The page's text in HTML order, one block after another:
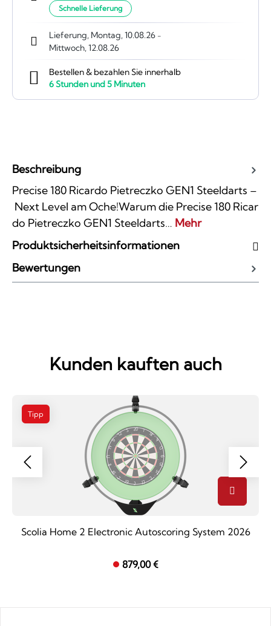
Schnelle Lieferung
Lieferung, Montag, 10.08.26 -
Mittwoch, 12.08.26
Bestellen & bezahlen Sie innerhalb
6Stunden und5 Minuten
Beschreibung
Precise 180 Ricardo Pietreczko GEN1 Steeldarts –
Next Level am Oche!Warum die Precise 180 Ricar
do Pietreczko GEN1 Steeldarts… Mehr
Produktsicherheitsinformationen
Bewertungen
Kunden kauften auch
Tipp
Scolia Home 2 Electronic Autoscoring System 2026
879,00 €